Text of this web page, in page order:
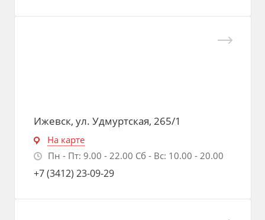
Ижевск, ул. Удмуртская, 265/1
На карте
Пн - Пт: 9.00 - 22.00 Сб - Вс: 10.00 - 20.00
+7 (3412) 23-09-29